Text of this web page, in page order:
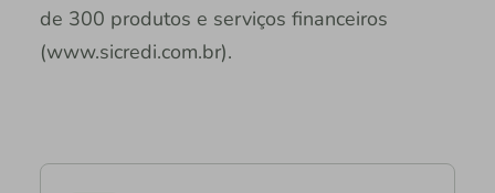
de 300 produtos e serviços financeiros
(www.sicredi.com.br).